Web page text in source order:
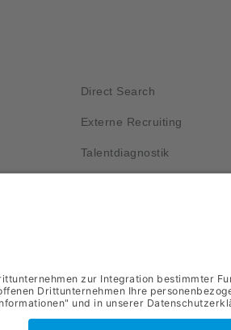
Direct Search
Externe Recruiting
Talentdiagnostik